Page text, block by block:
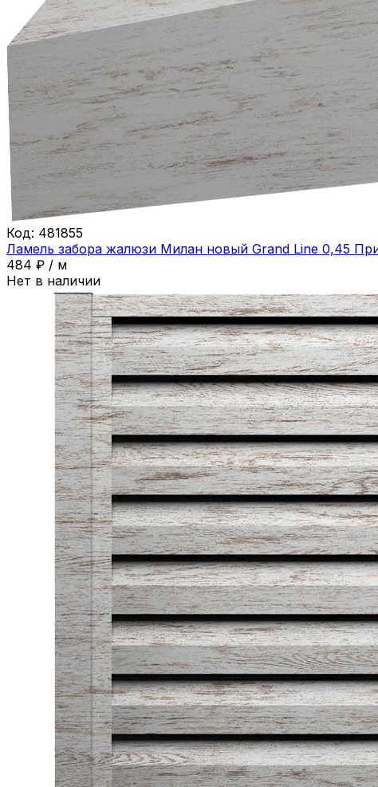
Код: 481855
Ламель забора жалюзи Милан новый Grand Line 0,45
484 ₽ / м
Нет в наличии